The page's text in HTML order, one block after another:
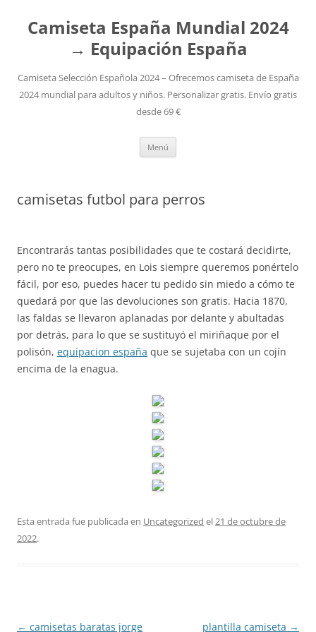
Camiseta España Mundial 2024
→ Equipación España
Camiseta Selección Española 2024 – Ofrecemos camiseta de España
2024 mundial para adultos y niños. Personalizar gratis. Envío gratis
desde 69 €
Menú
camisetas futbol para perros
Encontrarás tantas posibilidades que te costará decidirte,
pero no te preocupes, en Lois siempre queremos ponértelo
fácil, por eso, puedes hacer tu pedido sin miedo a cómo te
quedará por que las devoluciones son gratis. Hacia 1870,
las faldas se llevaron aplanadas por delante y abultadas
por detrás, para lo que se sustituyó el miriñaque por el
polisón, equipacion españa que se sujetaba con un cojín
encima de la enagua.
Esta entrada fue publicada en Uncategorized el21 de octubre de
2022.
Navegación
← camisetas baratas jorge plantilla camiseta →